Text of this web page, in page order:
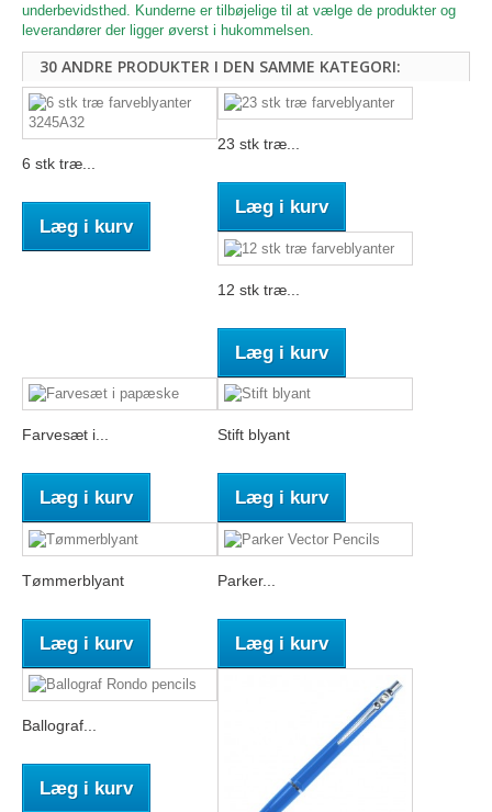
underbevidsthed. Kunderne er tilbøjelige til at vælge de produkter og
leverandører der ligger øverst i hukommelsen.
30 ANDRE PRODUKTER I DEN SAMME KATEGORI:
6 stk træ...
Læg i kurv
23 stk træ...
Læg i kurv
12 stk træ...
Læg i kurv
Farvesæt i...
Læg i kurv
Stift blyant
Læg i kurv
Tømmerblyant
Læg i kurv
Parker...
Læg i kurv
Ballograf...
Læg i kurv